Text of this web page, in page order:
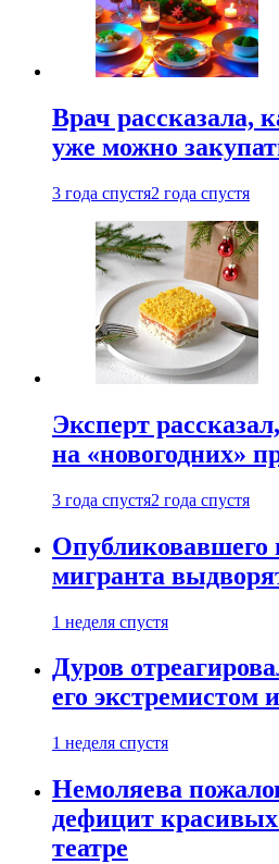
Врач рассказала,
уже можно
3 года спустя2 года спустя
Эксперт
на «новогодних»
3 года спустя2 года спустя
мигранта
1 неделя спустя
Дуров
его экстремистом
1 неделя спустя
Немоляева
дефицит красивых
театре